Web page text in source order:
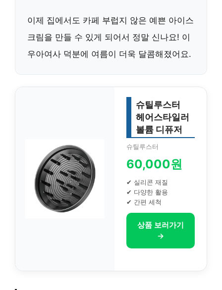
이제 집에서도 카페 부럽지 않은 예쁜 아이스
크림을 만들 수 있게 되어서 정말 신나요! 이
우아여사 덕분에 여름이 더욱 달콤해졌어요.
슈틸루스터
헤어스타일러
볼륨 디퓨저
슈틸루스터
60,000원
✔ 실리콘 재질
✔ 다양한 활용
✔ 간편 세척
상품 보러가기
→